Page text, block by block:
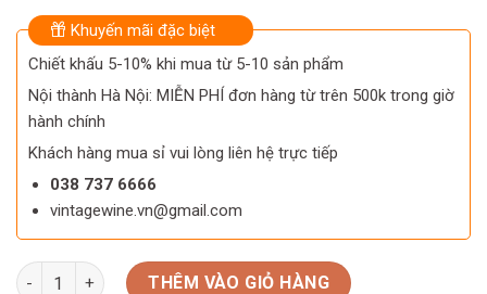
Khuyến mãi đặc biệt
Chiết khấu 5-10% khi mua từ 5-10 sản phẩm
Nội thành Hà Nội: MIỄN PHÍ đơn hàng từ trên 500k trong giờ
hành chính
Khách hàng mua sỉ vui lòng liên hệ trực tiếp
038 737 6666
vintagewine.vn@gmail.com
Rượu vang Úc Lindeman’s Bin 40 Merlot số lượng
THÊM VÀO GIỎ HÀNG